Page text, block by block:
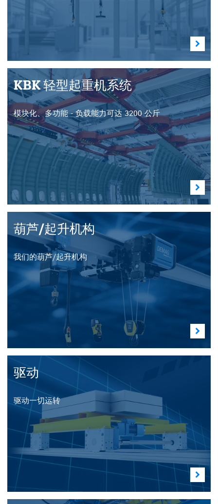
KBK 轻型起重机系统
模块化、多功能 - 负载能力可达 3200 公斤
葫芦/起升机构
我们的葫芦/起升机构
驱动
驱动一切运转